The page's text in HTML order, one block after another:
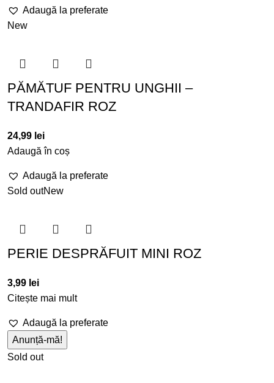
Adaugă la preferate
New
PĂMĂTUF PENTRU UNGHII –
TRANDAFIR ROZ
24,99 lei
Adaugă în coș
Adaugă la preferate
Sold outNew
PERIE DESPRĂFUIT MINI ROZ
3,99 lei
Citește mai mult
Adaugă la preferate
Sold out